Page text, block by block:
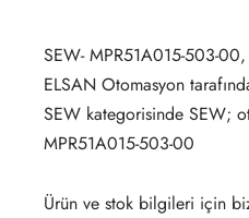
SEW- MPR51A015-503-
ELSAN Otomasyon
SEW kategorisinde SEW;
MPR51A015-503-00
Ürün ve stok bilgileri için